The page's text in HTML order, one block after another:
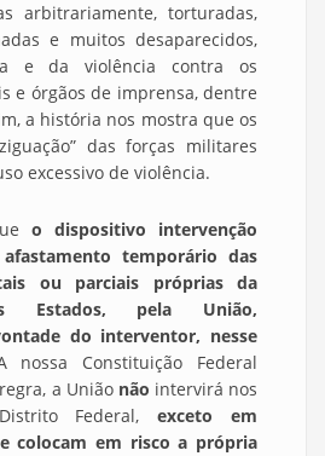
arbitrariamente, torturadas,
e muitos desaparecidos,
e da violência contra os
e órgãos de imprensa, dentre
a história nos mostra que os
das forças militares
excessivo de violência.
o dispositivo intervenção
temporário das
ou parciais próprias da
Estados, pela União,
do interventor, nesse
nossa Constituição Federal
a União não intervirá nos
Federal,exceto em
colocam em risco a própria